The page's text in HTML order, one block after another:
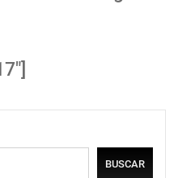
BUSCAR